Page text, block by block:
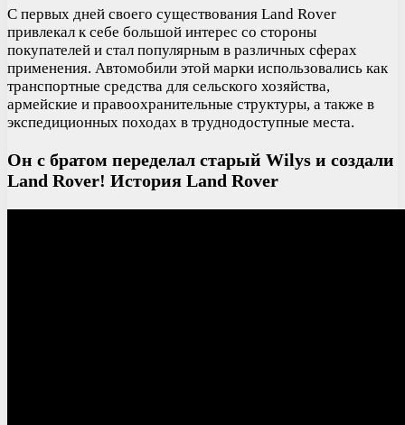
С первых дней своего существования Land Rover
привлекал к себе большой интерес со стороны
покупателей и стал популярным в различных сферах
применения. Автомобили этой марки использовались как
транспортные средства для сельского хозяйства,
армейские и правоохранительные структуры, а также в
экспедиционных походах в труднодоступные места.
Он с братом переделал старый Wilys и создали
Land Rover! История Land Rover